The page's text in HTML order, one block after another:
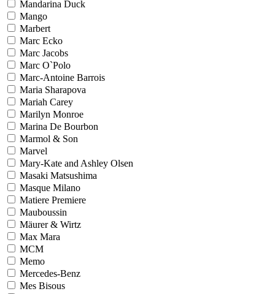
Mandarina Duck
Mango
Marbert
Marc Ecko
Marc Jacobs
Marc O`Polo
Marc-Antoine Barrois
Maria Sharapova
Mariah Carey
Marilyn Monroe
Marina De Bourbon
Marmol & Son
Marvel
Mary-Kate and Ashley Olsen
Masaki Matsushima
Masque Milano
Matiere Premiere
Mauboussin
Mäurer & Wirtz
Max Mara
MCM
Memo
Mercedes-Benz
Mes Bisous